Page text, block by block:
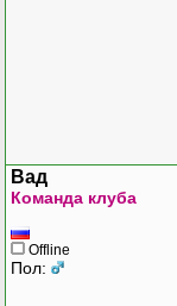
Вад
Команда клуба
Offline
Пол: